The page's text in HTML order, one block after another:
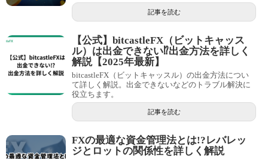
記事を読む
【公式】bitcastleFX（ビットキャッス
ル）は出金できない⁉出金方法を詳しく
解説【2025年最新】
bitcastleFX（ビットキャッスル）の出金方法につい
て詳しく解説。出金できないなどのトラブル解決に
役立ちます。
記事を読む
FXの最適な資金管理法とは!?レバレッ
ジとロットの関係性を詳しく解説